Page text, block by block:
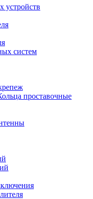
устройств
систем
проставочные